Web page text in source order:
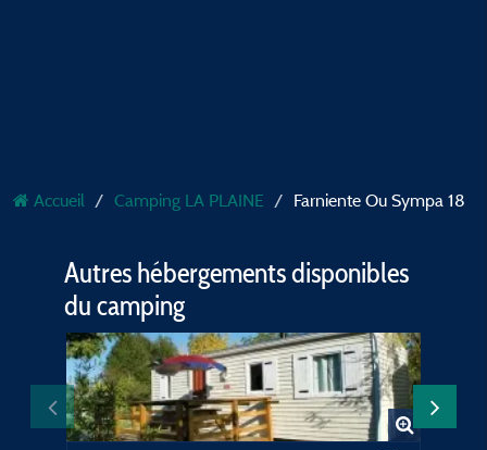
Accueil Camping LA PLAINE Farniente Ou Sympa 18
Autres hébergements disponibles
du camping